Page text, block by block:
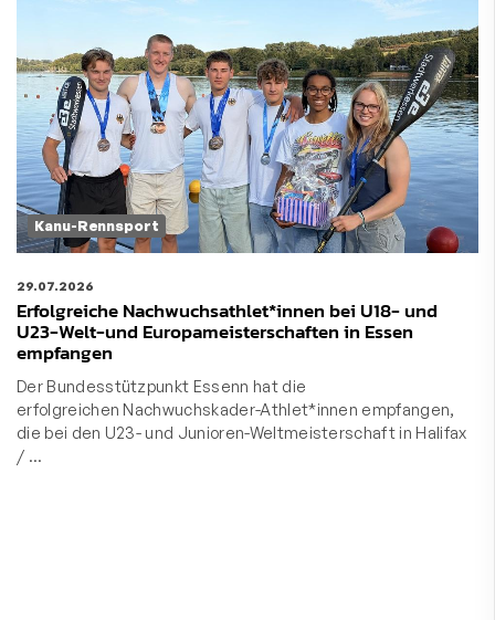
Kanu-Rennsport
29.07.2026
Erfolgreiche Nachwuchsathlet*innen bei U18- und
U23-Welt-und Europameisterschaften in Essen
empfangen
Der Bundesstützpunkt Essenn hat die
erfolgreichen Nachwuchskader-Athlet*innen empfangen,
die bei den U23- und Junioren-Weltmeisterschaft in Halifax
/ …